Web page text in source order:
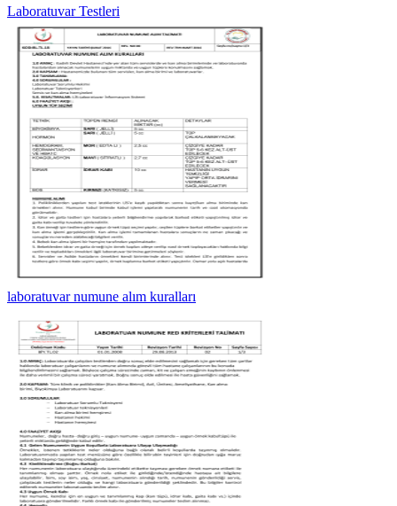
Laboratuvar Testleri
laboratuvar numune alım kuralları